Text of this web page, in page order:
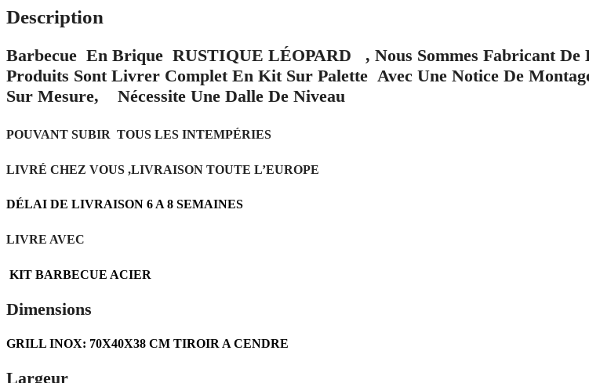
Description
Barbecue En Brique RUSTIQUE LÉOPARD , Nous Sommes Fabricant De
Produits Sont Livrer Complet En Kit Sur Palette Avec Une Notice De
Sur Mesure, Nécessite Une Dalle De Niveau
POUVANT SUBIR TOUS LES INTEMPÉRIES
LIVRÉ CHEZ VOUS ,LIVRAISON TOUTE L’EUROPE
DÉLAI DE LIVRAISON 6 A 8 SEMAINES
LIVRE AVEC
KIT BARBECUE ACIER
Dimensions
GRILL INOX: 70X40X38 CM TIROIR A CENDRE
Largeur